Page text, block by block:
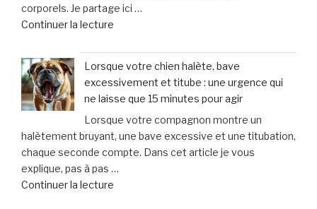
la
inquiétudes
médicales »
corporels. Je partage ici …
Continuer la lecture
Avocats
&
Associés
:
un
soutien
personnalisé
et
Lorsque votre chien halète, bave
excessivement et titube : une urgence qui
ne laisse que 15 minutes pour agir
Lorsque votre compagnon montre un
halètement bruyant, une bave excessive et une titubation,
chaque seconde compte. Dans cet article je vous
explique, pas à pas …
Continuer la lecture